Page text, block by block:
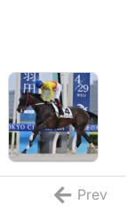
Prev